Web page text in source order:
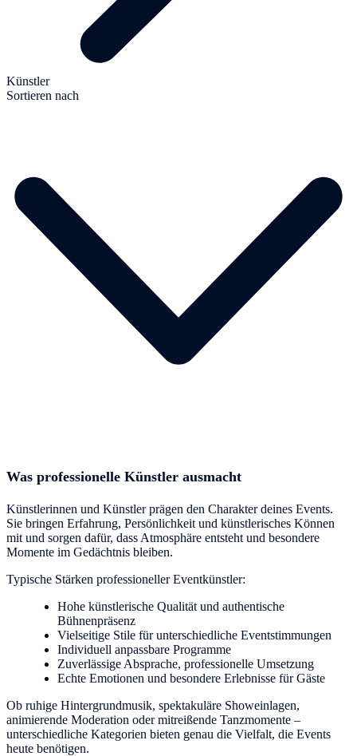
Künstler
Sortieren nach
Was professionelle Künstler ausmacht
Künstlerinnen und Künstler prägen den Charakter deines Events.
Sie bringen Erfahrung, Persönlichkeit und künstlerisches Können
mit und sorgen dafür, dass Atmosphäre entsteht und besondere
Momente im Gedächtnis bleiben.
Typische Stärken professioneller Eventkünstler:
Hohe künstlerische Qualität und authentische
Bühnenpräsenz
Vielseitige Stile für unterschiedliche Eventstimmungen
Individuell anpassbare Programme
Zuverlässige Absprache, professionelle Umsetzung
Echte Emotionen und besondere Erlebnisse für Gäste
Ob ruhige Hintergrundmusik, spektakuläre Showeinlagen,
animierende Moderation oder mitreißende Tanzmomente –
unterschiedliche Kategorien bieten genau die Vielfalt, die Events
heute benötigen.